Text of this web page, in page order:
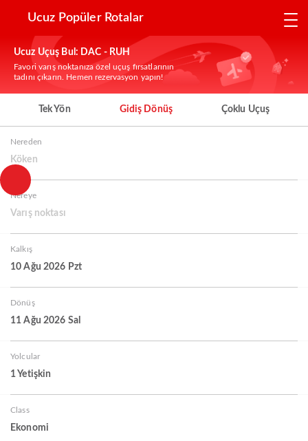
Ucuz Popüler Rotalar
Ucuz Uçuş Bul: DAC - RUH
Favori varış noktanıza özel uçuş fırsatlarının
tadını çıkarın. Hemen rezervasyon yapın!
Tek Yön Gidiş Dönüş Çoklu Uçuş
Nereden
Köken
Nereye
Varış noktası
Kalkış
10 Ağu 2026 Pzt
Dönüş
11 Ağu 2026 Sal
Yolcular
1 Yetişkin
Class
Ekonomi